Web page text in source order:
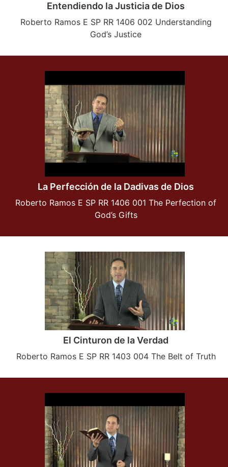
Entendiendo la Justicia de Dios
Roberto Ramos E SP RR 1406 002 Understanding
God’s Justice
La Perfección de la Dadivas de Dios
Roberto Ramos E SP RR 1406 001 The Perfection of
God’s Gifts
El Cinturon de la Verdad
Roberto Ramos E SP RR 1403 004 The Belt of Truth